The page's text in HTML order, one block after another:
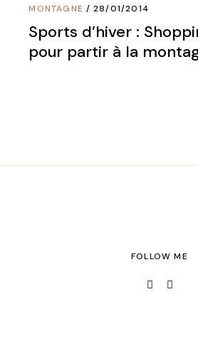
MONTAGNE 28/01/2014
Sports d’hiver :
pour partir à la
FOLLOW ME